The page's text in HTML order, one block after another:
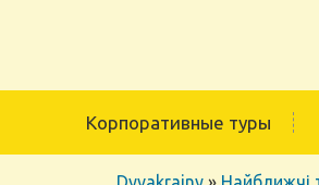
Корпоративные туры